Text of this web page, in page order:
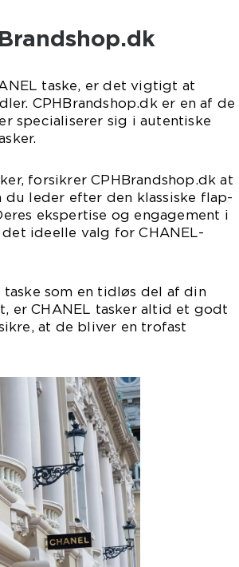
taske, er det vigtigt at
CPHBrandshop.dk er en af de
specialiserer sig i autentiske
forsikrer CPHBrandshop.dk at
du leder efter den klassiske flap-
ekspertise og engagement i
ideelle valg for CHANEL-
som en tidløs del af din
er CHANEL tasker altid et godt
at de bliver en trofast